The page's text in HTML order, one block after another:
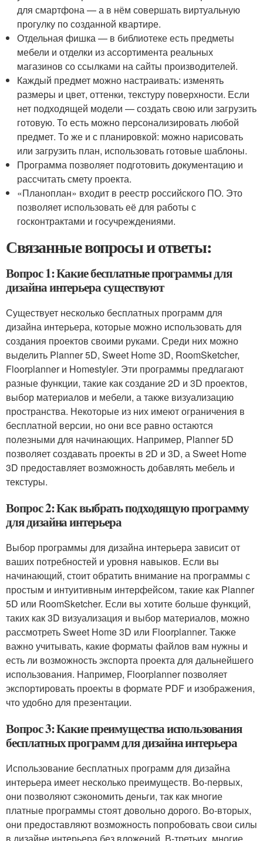
для смартфона — а в нём совершать виртуальную
прогулку по созданной квартире.
Отдельная фишка — в библиотеке есть предметы
мебели и отделки из ассортимента реальных
магазинов со ссылками на сайты производителей.
Каждый предмет можно настраивать: изменять
размеры и цвет, оттенки, текстуру поверхности. Если
нет подходящей модели — создать свою или загрузить
готовую. То есть можно персонализировать любой
предмет. То же и с планировкой: можно нарисовать
или загрузить план, использовать готовые шаблоны.
Программа позволяет подготовить документацию и
рассчитать смету проекта.
«Планоплан» входит в реестр российского ПО. Это
позволяет использовать её для работы с
госконтрактами и госучреждениями.
Связанные вопросы и ответы:
Вопрос 1: Какие бесплатные программы для
дизайна интерьера существуют
Существует несколько бесплатных программ для
дизайна интерьера, которые можно использовать для
создания проектов своими руками. Среди них можно
выделить Planner 5D, Sweet Home 3D, RoomSketcher,
Floorplanner и Homestyler. Эти программы предлагают
разные функции, такие как создание 2D и 3D проектов,
выбор материалов и мебели, а также визуализацию
пространства. Некоторые из них имеют ограничения в
бесплатной версии, но они все равно остаются
полезными для начинающих. Например, Planner 5D
позволяет создавать проекты в 2D и 3D, а Sweet Home
3D предоставляет возможность добавлять мебель и
текстуры.
Вопрос 2: Как выбрать подходящую программу
для дизайна интерьера
Выбор программы для дизайна интерьера зависит от
ваших потребностей и уровня навыков. Если вы
начинающий, стоит обратить внимание на программы с
простым и интуитивным интерфейсом, такие как Planner
5D или RoomSketcher. Если вы хотите больше функций,
таких как 3D визуализация и выбор материалов, можно
рассмотреть Sweet Home 3D или Floorplanner. Также
важно учитывать, какие форматы файлов вам нужны и
есть ли возможность экспорта проекта для дальнейшего
использования. Например, Floorplanner позволяет
экспортировать проекты в формате PDF и изображения,
что удобно для презентации.
Вопрос 3: Какие преимущества использования
бесплатных программ для дизайна интерьера
Использование бесплатных программ для дизайна
интерьера имеет несколько преимуществ. Во-первых,
они позволяют сэкономить деньги, так как многие
платные программы стоят довольно дорого. Во-вторых,
они предоставляют возможность попробовать свои силы